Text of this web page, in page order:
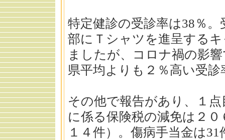
特定健診の受診率は38％
部にＴシャツを進呈する
ましたが、コロナ禍の影
県平均よりも２％高い
その他で報告があり、１
に係る保険税の減免は２
１４件）。傷病手当金は